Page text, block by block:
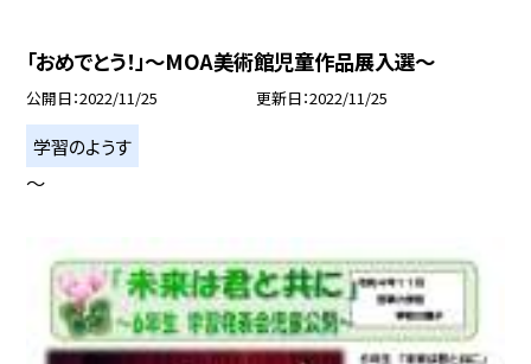
「おめでとう！」〜MOA美術館児童作品展入選〜
公開日 2022/11/25 更新日 2022/11/25
学習のようす
〜